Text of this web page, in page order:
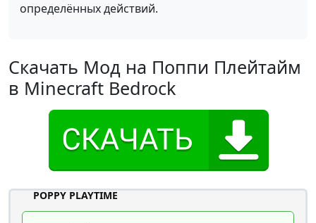
определённых действий.
Скачать Мод на Поппи Плейтайм
в Minecraft Bedrock
POPPY PLAYTIME